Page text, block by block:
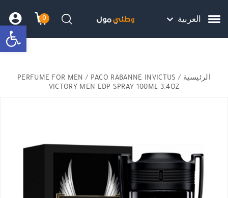
هل نزلت التطبيق ليصلك كل جديد ؟
العربية 0
עגלתחיפוש
الرئيسية /
PERFUME FOR MEN / PACO RABANNE INVICTUS
VICTORY MEN EDP SPRAY 100ML 3.4OZ